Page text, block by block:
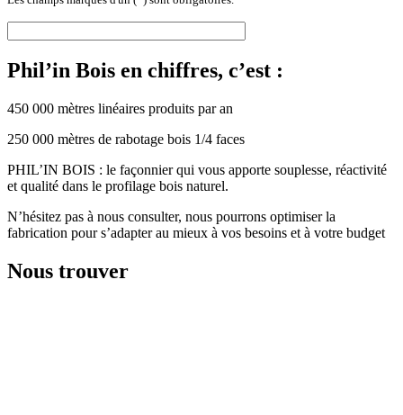
Phil’in Bois en chiffres, c’est :
450 000 mètres linéaires produits par an
250 000 mètres de rabotage bois 1/4 faces
PHIL’IN BOIS : le façonnier qui vous apporte souplesse, réactivité
et qualité dans le profilage bois naturel.
N’hésitez pas à nous consulter, nous pourrons optimiser la
fabrication pour s’adapter au mieux à vos besoins et à votre budget
Nous trouver